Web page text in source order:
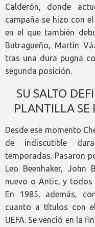
Calderón, donde
campaña se hizo con
en el que también
Butragueño, Martín
tras una dura pugna
segunda posición.
SU SALTO
PLANTILLA SE
Desde ese momento
de indiscutible
temporadas. Pasaron
Leo Beenhaker, John
nuevo o Antic, y todos
En 1985, además,
cuanto a títulos con
UEFA. Se venció en la